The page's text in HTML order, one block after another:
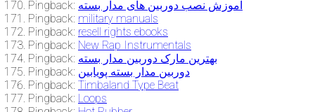
Pingback: آموزش نصب دوربین های مدار بسته
Pingback: military manuals
Pingback: resell rights ebooks
Pingback: New Rap Instrumentals
Pingback: بهترین مارک دوربین مدار بسته
Pingback: دوربین مدار بسته پویابین
Pingback: Timbaland Type Beat
Pingback: Loops